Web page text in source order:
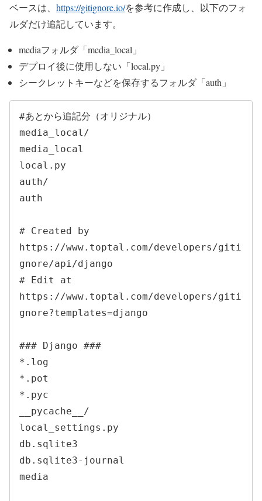
ベースは、 https://gitignore.io/を参考に作成し、以下のフォ
ルダだけ追記しています。
mediaフォルダ「media_local」
デプロイ後に使用しない「local.py」
シークレットキーなどを保存するフォルダ「auth」
#あとから追記分（オリジナル）
media_local/
media_local
local.py
auth/
auth
# Created by
https://www.toptal.com/developers/giti
gnore/api/django
# Edit at
https://www.toptal.com/developers/giti
gnore?templates=django
### Django ###
*.log
*.pot
*.pyc
__pycache__/
local_settings.py
db.sqlite3
db.sqlite3-journal
media